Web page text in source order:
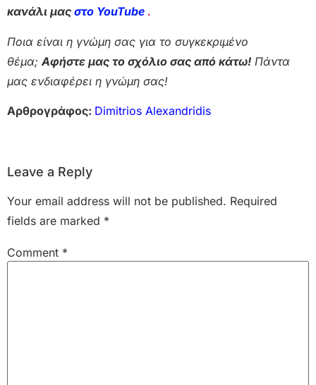
κανάλι μας στο YouTube .
Ποια είναι η γνώμη σας για το συγκεκριμένο
θέμα; Αφήστε μας το σχόλιο σας από κάτω! Πάντα
μας ενδιαφέρει η γνώμη σας!
Αρθρογράφος: Dimitrios Alexandridis
Leave a Reply
Your email address will not be published. Required
fields are marked *
Comment *